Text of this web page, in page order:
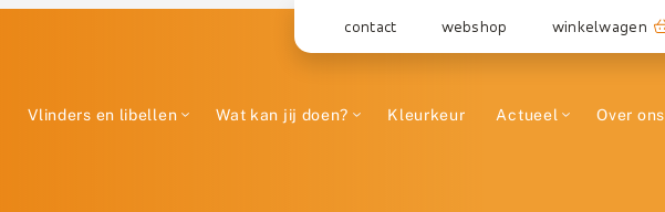
contact webshop winkelwagen
Vlinders en libellen Wat kan jij doen? Kleurkeur Actueel Over ons